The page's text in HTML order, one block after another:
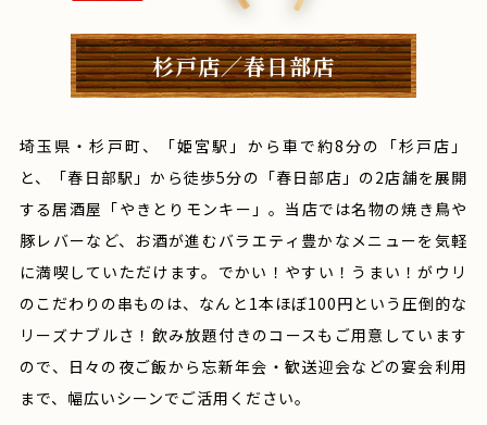
杉戸店／春日部店
埼玉県・杉戸町、「姫宮駅」から車で約8分の「杉戸店」
と、「春日部駅」から徒歩5分の 「春日部店」の2店舗を展開
する居酒屋「やきとりモンキー」。 当店では名物の焼き鳥や
豚レバーなど、お酒が進むバラエティ豊かなメニューを気軽
に満喫していただけます。でかい！やすい！うまい！がウリ
のこだわりの串ものは、 なんと1本ほぼ100円という圧倒的な
リーズナブルさ！ 飲み放題付きのコースもご用意しています
ので、
日々の夜ご飯から忘新年会・歓送迎会などの宴会利用
まで、 幅広いシーンでご活用ください。